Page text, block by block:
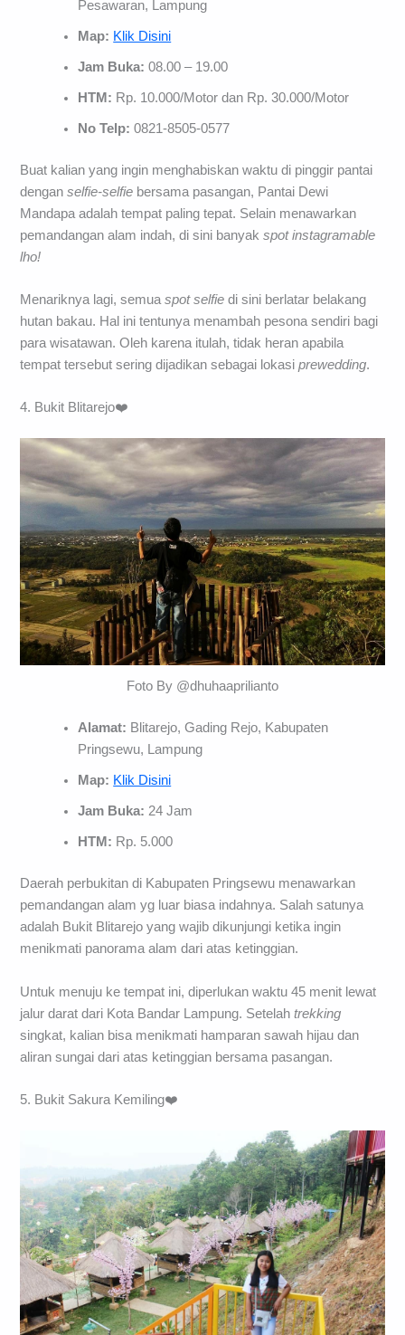
Pesawaran, Lampung
Map: Klik Disini
Jam Buka:08.00 – 19.00
HTM: Rp. 10.000/Motor dan Rp. 30.000/Motor
No Telp:0821-8505-0577
Buat kalian yang ingin menghabiskan waktu di pinggir pantai
denganselfie-selfie bersama pasangan, Pantai Dewi
Mandapa adalah tempat paling tepat. Selain menawarkan
pemandangan alam indah, di sini banyakspot instagramable
lho!
Menariknya lagi, semuaspot selfie di sini berlatar belakang
hutan bakau. Hal ini tentunya menambah pesona sendiri bagi
para wisatawan. Oleh karena itulah, tidak heran apabila
tempat tersebut sering dijadikan sebagai lokasiprewedding.
4. Bukit Blitarejo❤️
Foto By @dhuhaaprilianto
Alamat: Blitarejo, Gading Rejo, Kabupaten
Pringsewu, Lampung
Map: Klik Disini
Jam Buka:24 Jam
HTM: Rp. 5.000
Daerah perbukitan di Kabupaten Pringsewu menawarkan
pemandangan alam yg luar biasa indahnya. Salah satunya
adalah Bukit Blitarejo yang wajib dikunjungi ketika ingin
menikmati panorama alam dari atas ketinggian.
Untuk menuju ke tempat ini, diperlukan waktu 45 menit lewat
jalur darat dari Kota Bandar Lampung. Setelahtrekking
singkat, kalian bisa menikmati hamparan sawah hijau dan
aliran sungai dari atas ketinggian bersama pasangan.
5. Bukit Sakura Kemiling❤️